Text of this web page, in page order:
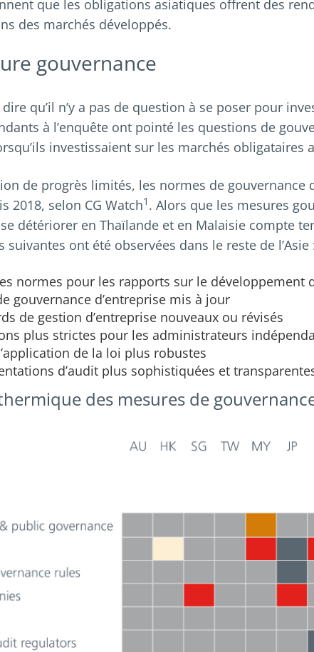
que les obligations asiatiques offrent des
des marchés développés.
gouvernance
qu’il n’y a pas de question à se poser pour
à l’enquête ont pointé les questions de
investissaient sur les marchés obligataires
de progrès limités, les normes de gouvernance
2018, selon CG Watch1 . Alors que les mesures
détériorer en Thaïlande et en Malaisie compte
ont été observées dans le reste de l’Asie
normes pour les rapports sur le développement
gouvernance d’entreprise mis à jour
de gestion d’entreprise nouveaux ou révisés
plus strictes pour les administrateurs
de la loi plus robustes
d’audit plus sophistiquées et
des mesures de